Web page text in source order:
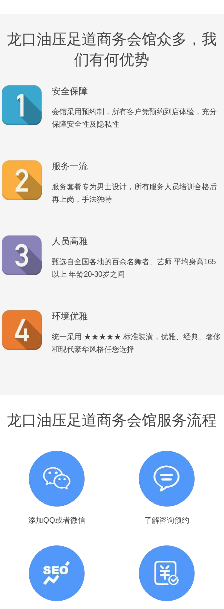
龙口油压足道商务会馆众多，我
们有何优势
安全保障
会馆采用预约制，所有客户凭预约到店体验，充分
保障安全性及隐私性
服务一流
服务套餐专为男士设计，所有服务人员培训合格后
再上岗，手法独特
人员高雅
甄选自全国各地的百余名舞者、艺师 平均身高165
以上 年龄20-30岁之间
环境优雅
统一采用 ★★★★★ 标准装潢，优雅、经典、奢侈
和现代豪华风格任您选择
龙口油压足道商务会馆服务流程
添加QQ或者微信 了解咨询预约